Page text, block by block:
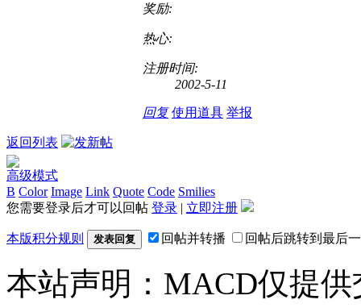
奖励:
热心:
注册时间:
2002-5-11
回复 使用道具 举报
返回列表
高级模式
B Color Image Link Quote Code Smilies
您需要登录后才可以回帖 登录 | 立即注册
本版积分规则 发表回复 回帖并转播 回帖后跳转到最后
本站声明：MACD仅提